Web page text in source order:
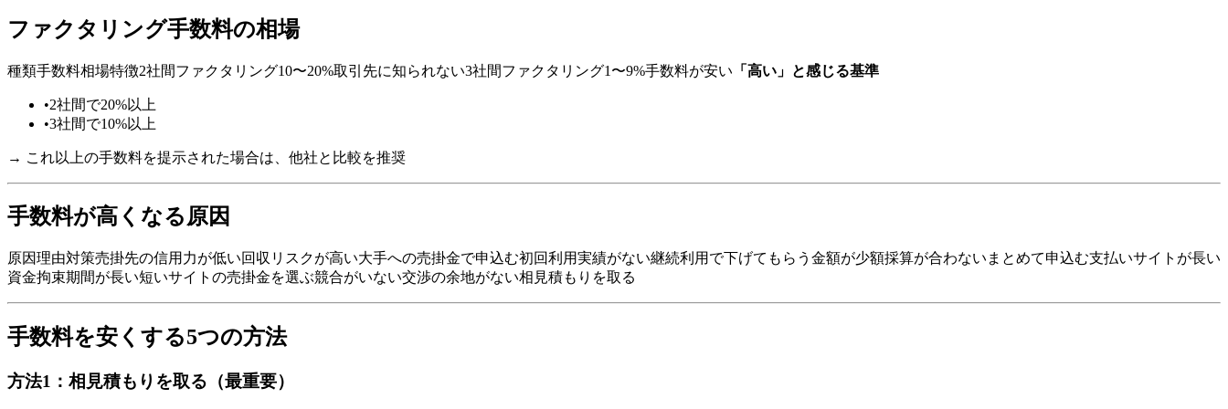
ファクタリング手数料の相場
種類手数料相場特徴2社間ファクタリング10〜20%取引先に知られない3社間ファクタリング1〜9%手数料が安い 「高い」と感じる基準
•2社間で20%以上
•3社間で10%以上
→ これ以上の手数料を提示された場合は、他社と比較を推奨
手数料が高くなる原因
原因理由対策売掛先の信用力が低い回収リスクが高い大手への売掛金で申込む初回利用実績がない継続利用で下げてもらう金額が少額採算が合わないまとめて申込む支払いサイトが長い
資金拘束期間が長い短いサイトの売掛金を選ぶ競合がいない交渉の余地がない相見積もりを取る
手数料を安くする5つの方法
方法1：相見積もりを取る（最重要）